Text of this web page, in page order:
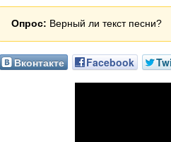
Опрос: Верный ли текст песни?
Вконтакте Facebook